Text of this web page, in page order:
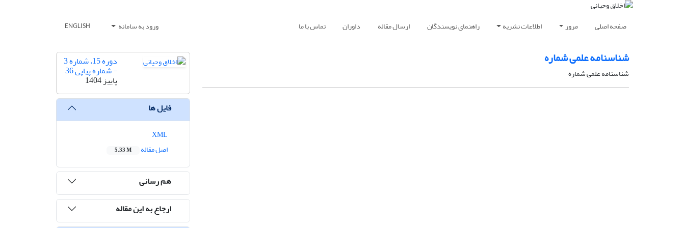
صفحه اصلی مرور اطلاعات نشریه راهنمای نویسندگان ارسال مقاله داوران تماس با ما ورود به سامانه ENGLISH
شناسنامه علمی شماره
شناسنامه علمی شماره
دوره 15، شماره 3
- شماره پیاپی 36
پاییز 1404
فایل ها
اصل مقاله
5.33 M
هم رسانی
ارجاع به این مقاله